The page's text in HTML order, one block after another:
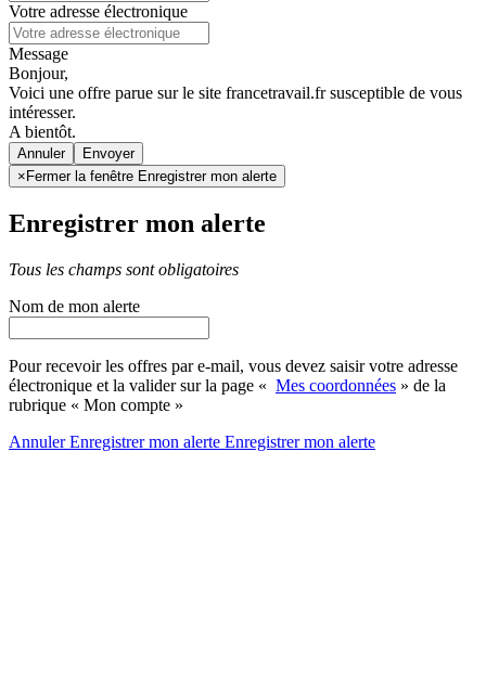
Votre adresse électronique
Message
Bonjour,
Voici une offre parue sur le site francetravail.fr susceptible de vous
intéresser.
A bientôt.
Annuler
× Fermer la fenêtre Enregistrer mon alerte
Enregistrer mon alerte
Tous les champs sont obligatoires
Nom de mon alerte
Pour recevoir les offres par e-mail, vous devez saisir votre adresse
électronique et la valider sur la page « Mes coordonnées » de la
rubrique « Mon compte »
AnnulerEnregistrer mon alerte Enregistrermon alerte